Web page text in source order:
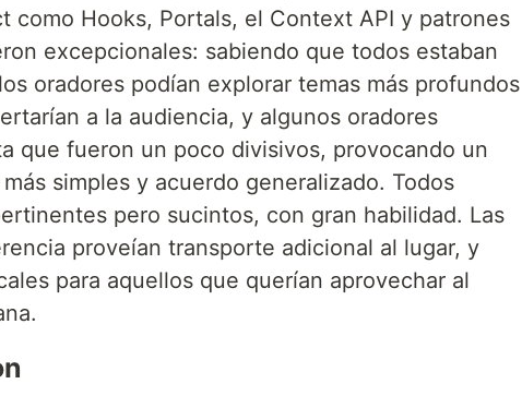
como Hooks, Portals, el Context API y patrones
excepcionales: sabiendo que todos estaban
oradores podían explorar temas más profundos
a la audiencia, y algunos oradores
que fueron un poco divisivos, provocando un
simples y acuerdo generalizado. Todos
pero sucintos, con gran habilidad. Las
proveían transporte adicional al lugar, y
para aquellos que querían aprovechar al